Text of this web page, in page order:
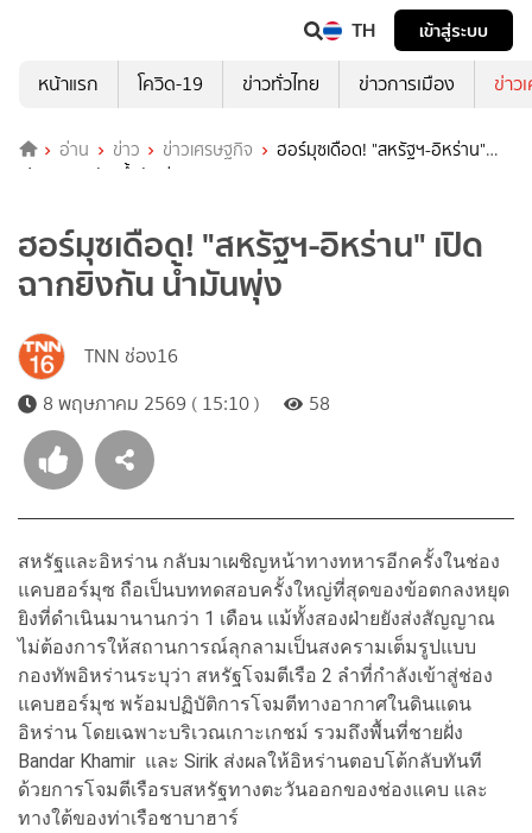
TH
เข้าสู่ระบบ
หน้าแรก
โควิด-19 ข่าวทั่วไทย ข่าวการเมือง ข่าว
อ่าน ข่าว ข่าวเศรษฐกิจ
ฮอร์มุซเดือด! "สหรัฐฯ-อิหร่าน"
เปิดฉากยิงกัน น้ำมันพุ่ง
ฮอร์มุซเดือด! "สหรัฐฯ-อิหร่าน" เปิด
ฉากยิงกัน น้ำมันพุ่ง
TNN ช่อง16
8 พฤษภาคม 2569 ( 15:10 )
58
สหรัฐและอิหร่าน กลับมาเผชิญหน้าทางทหารอีกครั้งในช่อง
แคบฮอร์มุซ ถือเป็นบททดสอบครั้งใหญ่ที่สุดของข้อตกลงหยุด
ยิงที่ดำเนินมานานกว่า 1 เดือน แม้ทั้งสองฝ่ายยังส่งสัญญาณ
ไม่ต้องการให้สถานการณ์ลุกลามเป็นสงครามเต็มรูปแบบ
กองทัพอิหร่านระบุว่า สหรัฐโจมตีเรือ 2 ลำที่กำลังเข้าสู่ช่อง
แคบฮอร์มุซ พร้อมปฏิบัติการโจมตีทางอากาศในดินแดน
อิหร่าน โดยเฉพาะบริเวณเกาะเกชม์ รวมถึงพื้นที่ชายฝั่ง
Bandar Khamir และ Sirik ส่งผลให้อิหร่านตอบโต้กลับทันที
ด้วยการโจมตีเรือรบสหรัฐทางตะวันออกของช่องแคบ และ
ทางใต้ของท่าเรือชาบาฮาร์